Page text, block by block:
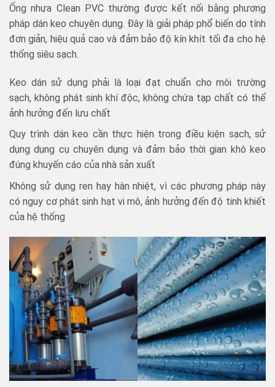
Ống nhựa Clean PVC thường được kết nối bằng phương
pháp dán keo chuyên dụng. Đây là giải pháp phổ biến do tính
đơn giản, hiệu quả cao và đảm bảo độ kín khít tối đa cho hệ
thống siêu sạch.
Keo dán sử dụng phải là loại đạt chuẩn cho môi trường
sạch, không phát sinh khí độc, không chứa tạp chất có thể
ảnh hưởng đến lưu chất
Quy trình dán keo cần thực hiện trong điều kiện sạch, sử
dụng dụng cụ chuyên dụng và đảm bảo thời gian khô keo
đúng khuyến cáo của nhà sản xuất
Không sử dụng ren hay hàn nhiệt, vì các phương pháp này
có nguy cơ phát sinh hạt vi mô, ảnh hưởng đến độ tinh khiết
của hệ thống